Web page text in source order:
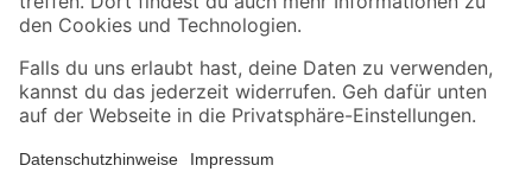
Alle Preisangaben in EUR inkl. gesetzl. MwSt.. Die dargestellten Angebote sind unter
Umständen nicht in allen Märkten verfügbar. Die angegebenen Verfügbarkeiten beziehen
Produkte nur solange der Vorrat reicht.
*Paketversand ab 59 € versandkostenfrei, gilt nicht für Artikel mit Speditionsversand, hier